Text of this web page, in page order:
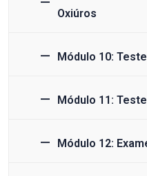
Oxiúros
Módulo 10:
Módulo 11:
Módulo 12: